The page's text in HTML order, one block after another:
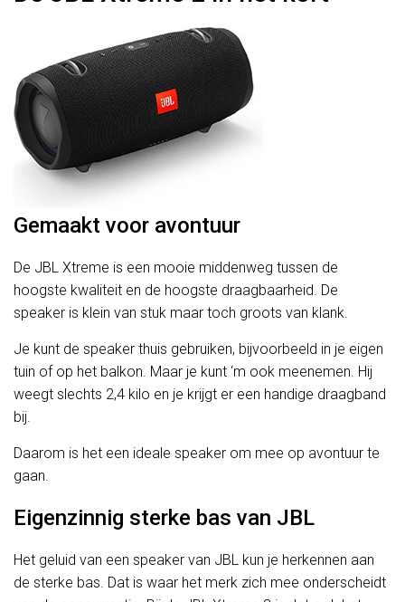
Gemaakt voor avontuur
De JBL Xtreme is een mooie middenweg tussen de
hoogste kwaliteit en de hoogste draagbaarheid. De
speaker is klein van stuk maar toch groots van klank.
Je kunt de speaker thuis gebruiken, bijvoorbeeld in je eigen
tuin of op het balkon. Maar je kunt ‘m ook meenemen. Hij
weegt slechts 2,4 kilo en je krijgt er een handige draagband
bij.
Daarom is het een ideale speaker om mee op avontuur te
gaan.
Eigenzinnig sterke bas van JBL
Het geluid van een speaker van JBL kun je herkennen aan
de sterke bas. Dat is waar het merk zich mee onderscheidt